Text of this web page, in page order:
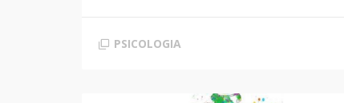
PSICOLOGIA